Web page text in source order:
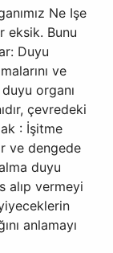
Ne Işe
eksik. Bunu
Duyu
ve
organı
çevredeki
: İşitme
ve dengede
duyu
alıp vermeyi
anlamayı